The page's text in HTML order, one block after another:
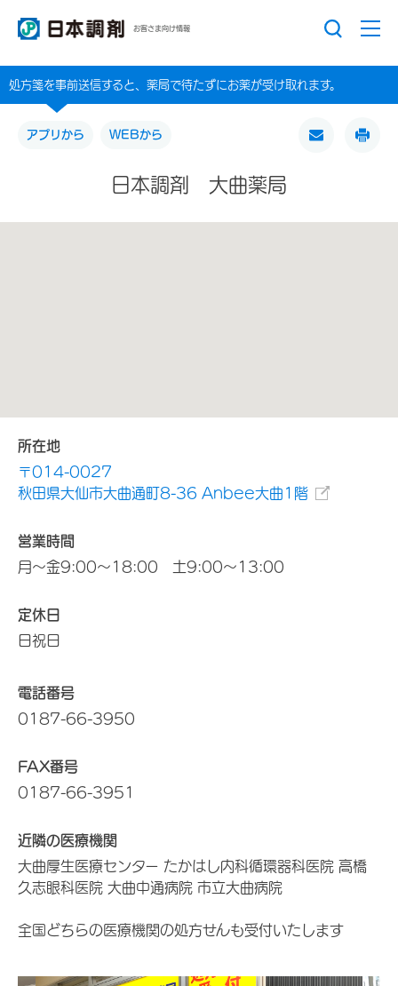
お客さま向け情報
処方箋を事前送信すると、薬局で待たずにお薬が受け取れます。
アプリから WEBから
日本調剤 大曲薬局
所在地
〒014-0027
秋田県大仙市大曲通町8-36 Anbee大曲1階
営業時間
月～金9:00～18:00 土9:00～13:00
定休日
日祝日
電話番号
0187-66-3950
FAX番号
0187-66-3951
近隣の医療機関
大曲厚生医療センター たかはし内科循環器科医院 高橋
久志眼科医院 大曲中通病院 市立大曲病院
全国どちらの医療機関の処方せんも受付いたします